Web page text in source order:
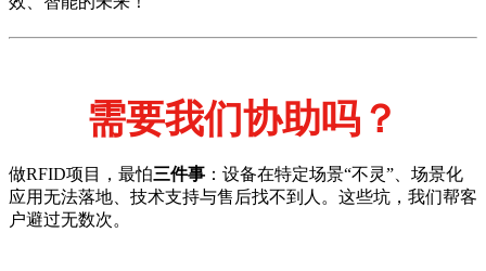
需要我们协助吗？
做RFID项目，最怕三件事 ：设备在特定场景“不灵”、场景化
应用无法落地、技术支持与售后找不到人。这些坑，我们帮客
户避过无数次。